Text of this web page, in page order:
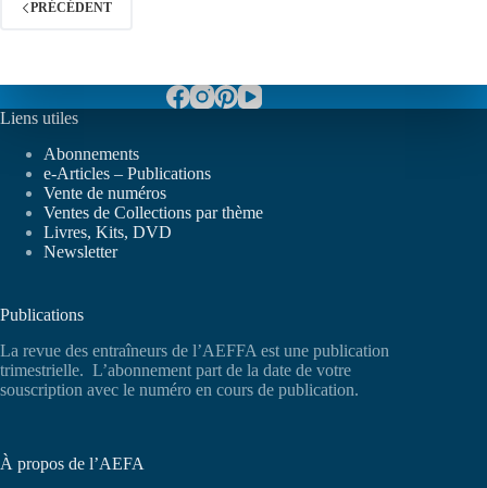
PRÉCÉDENT
Liens utiles
Abonnements
e-Articles – Publications
Vente de numéros
Ventes de Collections par thème
Livres, Kits, DVD
Newsletter
Publications
La revue des entraîneurs de l’AEFFA est une publication
trimestrielle. L’abonnement part de la date de votre
souscription avec le numéro en cours de publication.
À propos de l’AEFA